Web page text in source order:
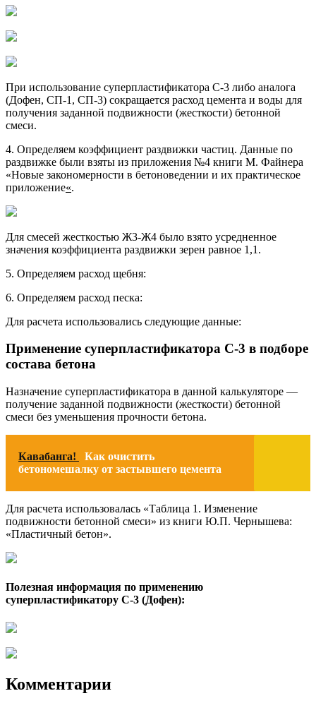
При использование суперпластификатора С-3 либо аналога
(Дофен, СП-1, СП-3) сокращается расход цемента и воды для
получения заданной подвижности (жесткости) бетонной
смеси.
4. Определяем коэффициент раздвижки частиц. Данные по
раздвижке были взяты из приложения №4 книги М. Файнера
«Новые закономерности в бетоноведении и их практическое
приложение«.
Для смесей жесткостью Ж3-Ж4 было взято усредненное
значения коэффициента раздвижки зерен равное 1,1.
5. Определяем расход щебня:
6. Определяем расход песка:
Для расчета использовались следующие данные:
Применение суперпластификатора С-3 в подборе
состава бетона
Назначение суперпластификатора в данной калькуляторе —
получение заданной подвижности (жесткости) бетонной
смеси без уменьшения прочности бетона.
Кавабанга!
Как очистить
бетономешалку от застывшего цемента
Для расчета использовалась «Таблица 1. Изменение
подвижности бетонной смеси» из книги Ю.П. Чернышева:
«Пластичный бетон».
Полезная информация по применению
суперпластификатору С-3 (Дофен):
Комментарии